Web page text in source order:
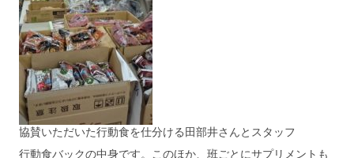
協賛いただいた行動食を仕分ける田部井さんとスタッフ
行動食バックの中身です。このほか、班ごとにサプリメントも